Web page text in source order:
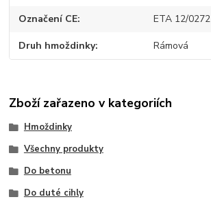
Označení CE ETA 12/0272
Druh hmoždinky Rámová
Zboží zařazeno v kategoriích
Hmoždinky
Všechny produkty
Do betonu
Do duté cihly